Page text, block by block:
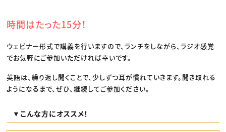
時間はたった15分！
ウェビナー形式で講義を行いますので、ランチをしながら、ラジオ感覚
でお気軽にご参加いただければ幸いです。
英語は、繰り返し聞くことで、少しずつ耳が慣れていきます。聞き取れる
ようになるまで、ぜひ、継続してご参加ください。
▼こんな方にオススメ！